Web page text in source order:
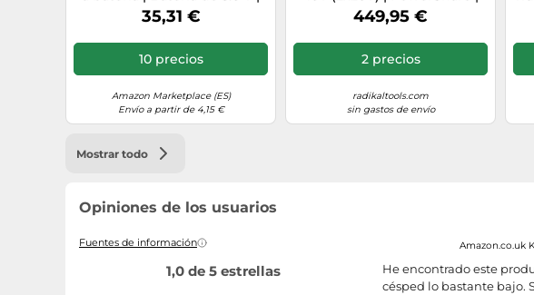
1000 RPM
35,31 €
10 precios
Amazon Marketplace (ES)
Envío a partir de 4,15 €
WG749E | Incluye 2 baterías
4Ah y Cargador Doble | 46
cm con tracción | Mulching |
7 Posiciones de Altura
449,95 €
2 precios
radikaltools.com
sin gastos de envío
Mostrar todo
Opiniones de los usuarios
Fuentes de información
1,0 de 5 estrellas
Amazon.co.uk
He encontrado este
césped lo bastante bajo.